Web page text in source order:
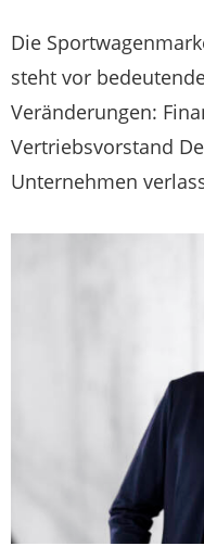
Die
steht vor
Veränderungen:
Vertriebsvorstand
Unternehmen